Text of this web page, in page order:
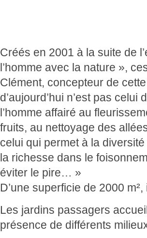
Créés en 2001 à la suite de
l’homme avec la nature »,
Clément, concepteur de
d’aujourd’hui n’est pas
l’homme affairé au
fruits, au nettoyage des
celui qui permet à la
la richesse dans le
éviter le pire… »
D’une superficie de 2000
Les jardins passagers
présence de différents